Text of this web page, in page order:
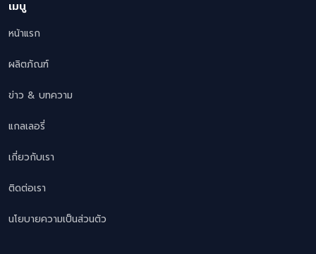
เมนู
หน้าแรก
ผลิตภัณฑ์
ข่าว & บทความ
แกลเลอรี่
เกี่ยวกับเรา
ติดต่อเรา
นโยบายความเป็นส่วนตัว